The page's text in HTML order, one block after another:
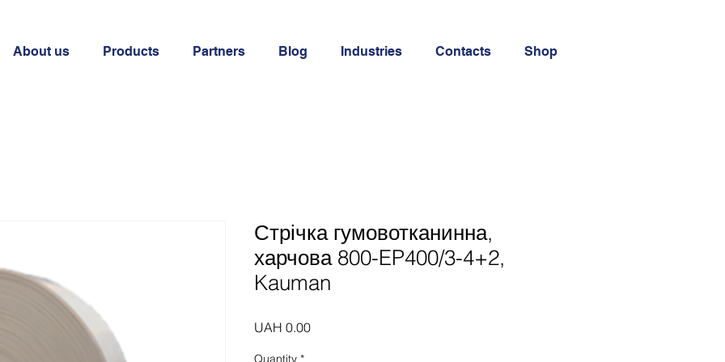
About us Products Partners Blog Industries Contacts Shop
Стрічка гумовотканинна,
харчова 800-EP400/3-4+2,
Kauman
UAH 0.00Price
Quantity *